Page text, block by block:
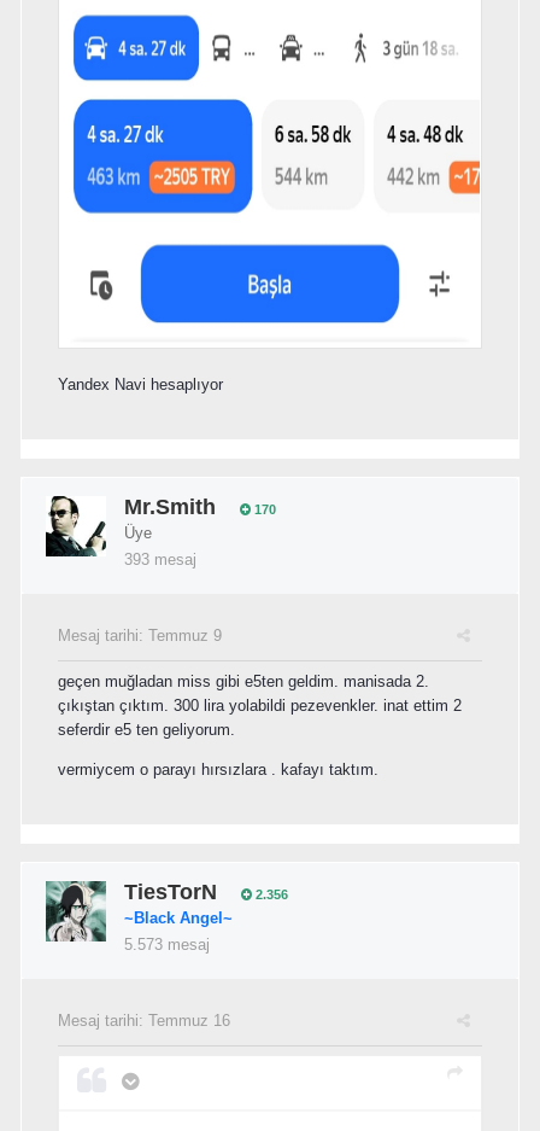
Yandex Navi hesaplıyor
Mr.Smith 170
Üye
393 mesaj
Mesaj tarihi: Temmuz 9
geçen muğladan miss gibi e5ten geldim. manisada 2.
çıkıştan çıktım. 300 lira yolabildi pezevenkler. inat ettim 2
seferdir e5 ten geliyorum.
vermiycem o parayı hırsızlara . kafayı taktım.
TiesTorN 2.356
~Black Angel~
5.573 mesaj
Mesaj tarihi: Temmuz 16